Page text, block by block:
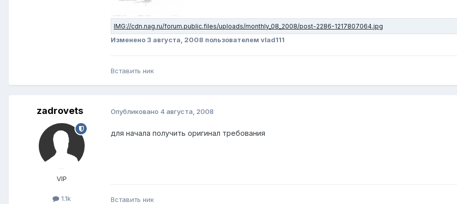
Изменено 3 августа, 2008 пользователем vlad111
Вставить ник
zadrovets
VIP
1.1k
Опубликовано 4 августа, 2008
для начала получить оригинал требования
Вставить ник